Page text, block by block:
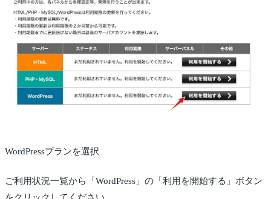
WordPressプランを選択
ご利用状況一覧から「WordPress」の「利用を開始する」ボタン